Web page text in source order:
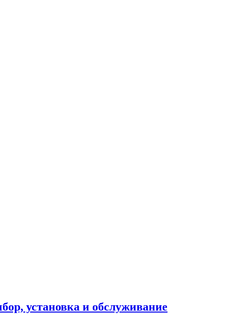
установка и обслуживание